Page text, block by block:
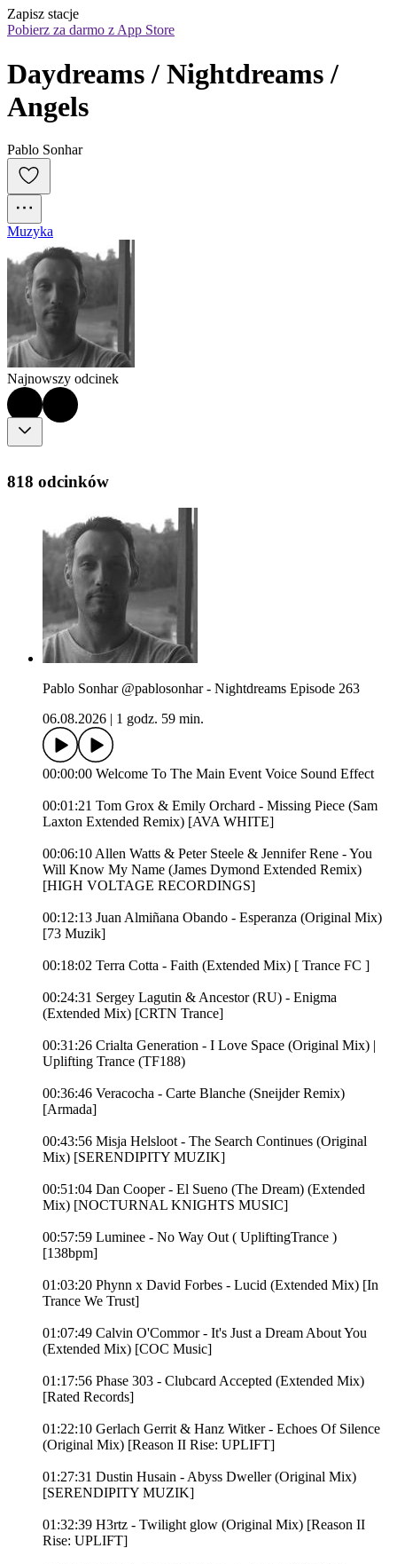
Zapisz stacje
Pobierz za darmo z App Store
Daydreams / Nightdreams /
Angels
Pablo Sonhar
Muzyka
Najnowszy odcinek
818 odcinków
Pablo Sonhar @pablosonhar - Nightdreams Episode 263
06.08.2026
1 godz. 59 min.
00:00:00 Welcome To The Main Event Voice Sound Effect
00:01:21 Tom Grox & Emily Orchard - Missing Piece (Sam
Laxton Extended Remix) [AVA WHITE]
00:06:10 Allen Watts & Peter Steele & Jennifer Rene - You
Will Know My Name (James Dymond Extended Remix)
[HIGH VOLTAGE RECORDINGS]
00:12:13 Juan Almiñana Obando - Esperanza (Original Mix)
[73 Muzik]
00:18:02 Terra Cotta - Faith (Extended Mix) [ Trance FC ]
00:24:31 Sergey Lagutin & Ancestor (RU) - Enigma
(Extended Mix) [CRTN Trance]
00:31:26 Crialta Generation - I Love Space (Original Mix) |
Uplifting Trance (TF188)
00:36:46 Veracocha - Carte Blanche (Sneijder Remix)
[Armada]
00:43:56 Misja Helsloot - The Search Continues (Original
Mix) [SERENDIPITY MUZIK]
00:51:04 Dan Cooper - El Sueno (The Dream) (Extended
Mix) [NOCTURNAL KNIGHTS MUSIC]
00:57:59 Luminee - No Way Out ( UpliftingTrance )
[138bpm]
01:03:20 Phynn x David Forbes - Lucid (Extended Mix) [In
Trance We Trust]
01:07:49 Calvin O'Commor - It's Just a Dream About You
(Extended Mix) [COC Music]
01:17:56 Phase 303 - Clubcard Accepted (Extended Mix)
[Rated Records]
01:22:10 Gerlach Gerrit & Hanz Witker - Echoes Of Silence
(Original Mix) [Reason II Rise: UPLIFT]
01:27:31 Dustin Husain - Abyss Dweller (Original Mix)
[SERENDIPITY MUZIK]
01:32:39 H3rtz - Twilight glow (Original Mix) [Reason II
Rise: UPLIFT]